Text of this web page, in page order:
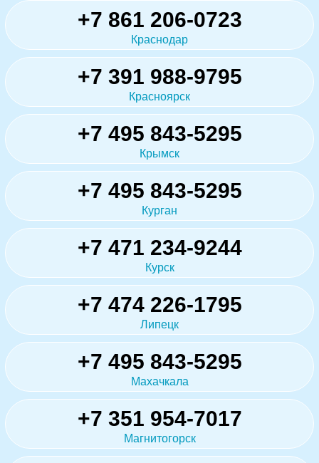
+7 861 206-0723
Краснодар
+7 391 988-9795
Красноярск
+7 495 843-5295
Крымск
+7 495 843-5295
Курган
+7 471 234-9244
Курск
+7 474 226-1795
Липецк
+7 495 843-5295
Махачкала
+7 351 954-7017
Магнитогорск